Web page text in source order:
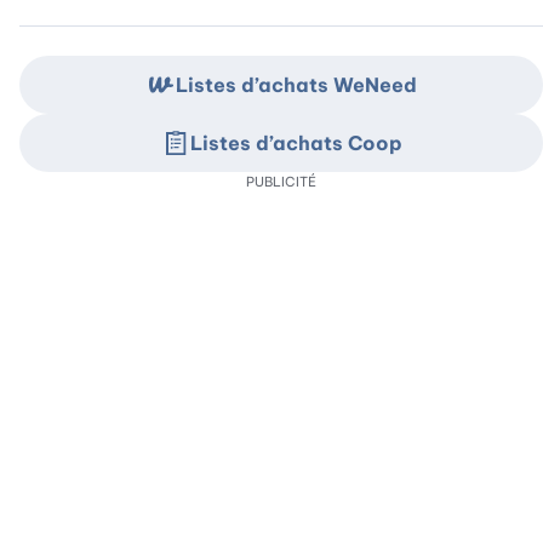
Listes d’achats WeNeed
Listes d’achats Coop
PUBLICITÉ